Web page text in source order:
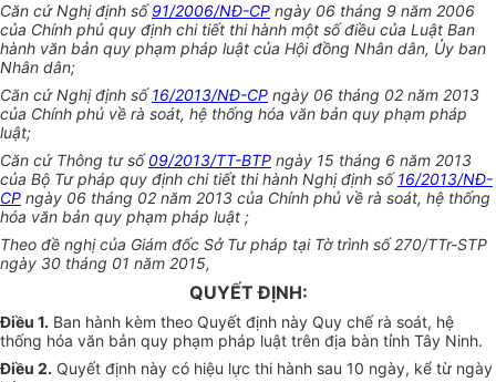
Căn cứ Nghị định số91/2006/NĐ-CP ngày 06 tháng 9 năm 2006
của Chính phủ quy định chi tiết thi hành một số điều của Luật Ban
hành văn bản quy phạm pháp luật của Hội đồng Nhân dân, Ủy ban
Nhân dân;
Căn cứ Nghị định số16/2013/NĐ-CP ngày 06 tháng 02 năm 2013
của Chính phủ về rà soát, hệ thống hóa văn bản quy phạm pháp
luật;
Căn cứ Thông tư số09/2013/TT-BTP ngày 15 tháng 6 năm 2013
của Bộ Tư pháp quy định chi tiết thi hành Nghị định số16/2013/NĐ-
CP ngày 06 tháng 02 năm 2013 của Chính phủ về rà soát, hệ thống
hóa văn bản quy phạm pháp luật ;
Theo đề nghị của Giám đốc Sở Tư pháp tại Tờ trình số 270/TTr-STP
ngày 30 tháng 01 năm 2015,
QUYẾT ĐỊNH:
Điều 1. Ban hành kèm theo Quyết định này Quy chế rà soát, hệ
thống hóa văn bản quy phạm pháp luật trên địa bàn tỉnh Tây Ninh.
Điều 2. Quyết định này có hiệu lực thi hành sau 10 ngày, kể từ ngày